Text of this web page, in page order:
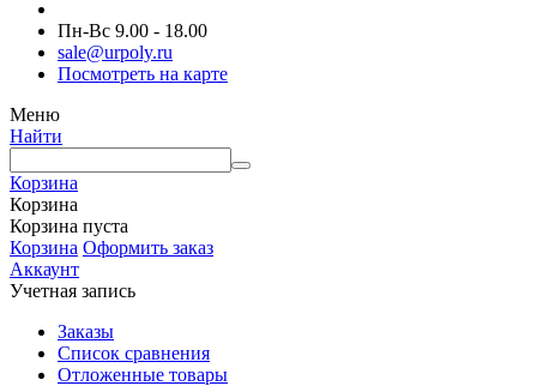
Пн-Вс 9.00 - 18.00
sale@urpoly.ru
Посмотреть на карте
Меню
Найти
Корзина
Корзина
Корзина пуста
Корзина Оформить заказ
Аккаунт
Учетная запись
Заказы
Список сравнения
Отложенные товары